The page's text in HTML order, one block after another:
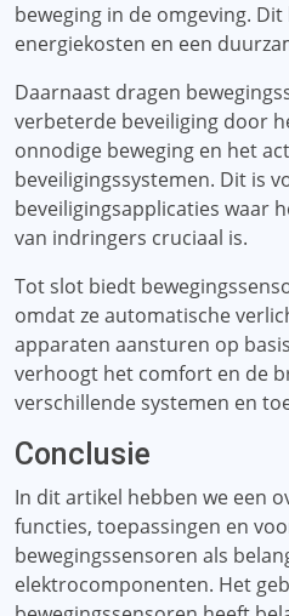
beweging in de omgeving.
energiekosten en een
Daarnaast dragen
verbeterde beveiliging door
onnodige beweging en het
beveiligingssystemen. Dit is
beveiligingsapplicaties waar
van indringers cruciaal is.
Tot slot biedt
omdat ze automatische
apparaten aansturen op
verhoogt het comfort en de
verschillende systemen en
Conclusie
In dit artikel hebben we een
functies, toepassingen en
bewegingssensoren als
elektrocomponenten. Het